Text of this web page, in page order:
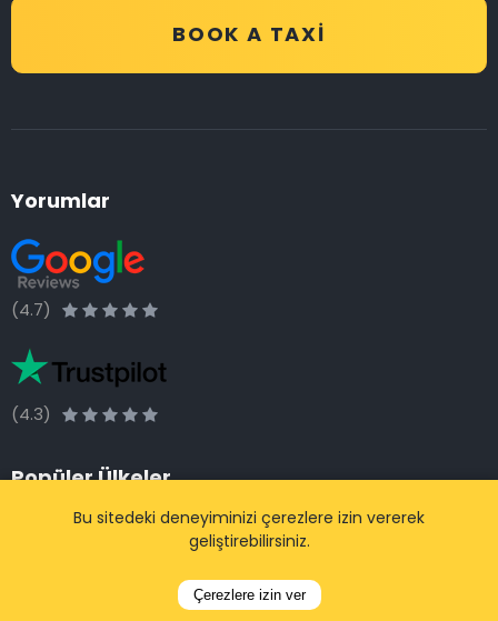
BOOK A TAXI
Yorumlar
(4.7)
(4.3)
Popüler Ülkeler
Bu sitedeki deneyiminizi çerezlere izin vererek
geliştirebilirsiniz.
Çerezlere izin ver